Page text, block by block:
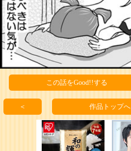
この話をGood!!する
＜ 作品トップへ